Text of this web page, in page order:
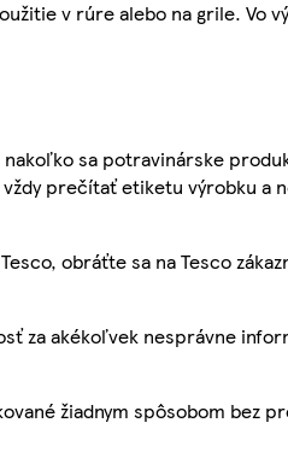
v rúre alebo na grile. Vo
sa potravinárske
prečítať etiketu výrobku a
obráťte sa na Tesco
za akékoľvek nesprávne
žiadnym spôsobom bez